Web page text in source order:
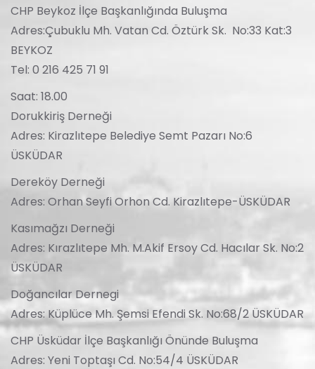
CHP Beykoz İlçe Başkanlığında Buluşma
Adres:Çubuklu Mh. Vatan Cd. Öztürk Sk. No:33 Kat:3
BEYKOZ
Tel: 0 216 425 71 91
Saat: 18.00
Dorukkiriş Derneği
Adres: Kirazlıtepe Belediye Semt Pazarı No:6
ÜSKÜDAR
Dereköy Derneği
Adres: Orhan Seyfi Orhon Cd. Kirazlıtepe-ÜSKÜDAR
Kasımağzı Derneği
Adres: Kırazlıtepe Mh. M.Akif Ersoy Cd. Hacılar Sk. No:2
ÜSKÜDAR
Doğancılar Dernegi
Adres: Küplüce Mh. Şemsi Efendi Sk. No:68/2 ÜSKÜDAR
CHP Üsküdar İlçe Başkanlığı Önünde Buluşma
Adres: Yeni Toptaşı Cd. No:54/4 ÜSKÜDAR